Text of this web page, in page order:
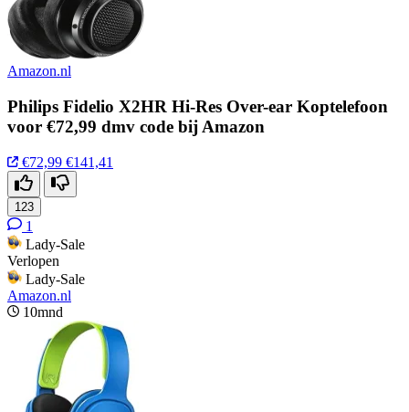
Amazon.nl
Philips Fidelio X2HR Hi-Res Over-ear Koptelefoon
voor €72,99 dmv code bij Amazon
€72,99 €141,41
123
1
Lady-Sale
Verlopen
Lady-Sale
Amazon.nl
10mnd